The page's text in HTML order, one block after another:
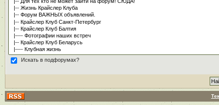
Искать в подфорумах?